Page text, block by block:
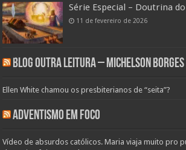
Série Especial – Doutrina
11 de fevereiro de 2026
Blog Outra Leitura – Michelson Borges
Ellen White chamou os presbiterianos de “seita”?
Adventismo em Foco
Vídeo de absurdos católicos. Maria viaja muito pro